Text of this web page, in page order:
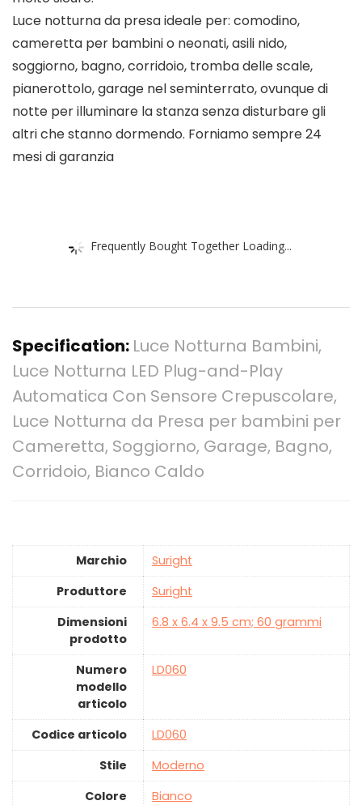
Luce notturna da presa ideale per: comodino,
cameretta per bambini o neonati, asili nido,
soggiorno, bagno, corridoio, tromba delle scale,
pianerottolo, garage nel seminterrato, ovunque di
notte per illuminare la stanza senza disturbare gli
altri che stanno dormendo. Forniamo sempre 24
mesi di garanzia
Frequently Bought Together Loading...
Specification: Luce Notturna Bambini,
Luce Notturna LED Plug-and-Play
Automatica Con Sensore Crepuscolare,
Luce Notturna da Presa per bambini per
Cameretta, Soggiorno, Garage, Bagno,
Corridoio, Bianco Caldo
Marchio
‎Suright
Produttore
‎Suright
Dimensioni
prodotto
‎6.8 x 6.4 x 9.5 cm; 60 grammi
Numero
modello
articolo
‎LD060
Codice articolo
‎LD060
Stile
‎Moderno
Colore
‎Bianco